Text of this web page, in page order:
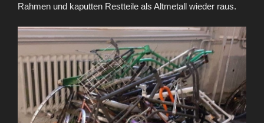
Rahmen und kaputten Restteile als Altmetall wieder raus.